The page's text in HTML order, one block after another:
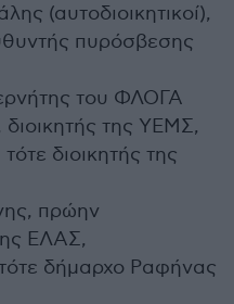
(αυτοδιοικητικοί),
πυρόσβεσης
του ΦΛΟΓΑ
της ΥΕΜΣ,
διοικητής της
πρώην
ΕΛΑΣ,
δήμαρχο Ραφήνας